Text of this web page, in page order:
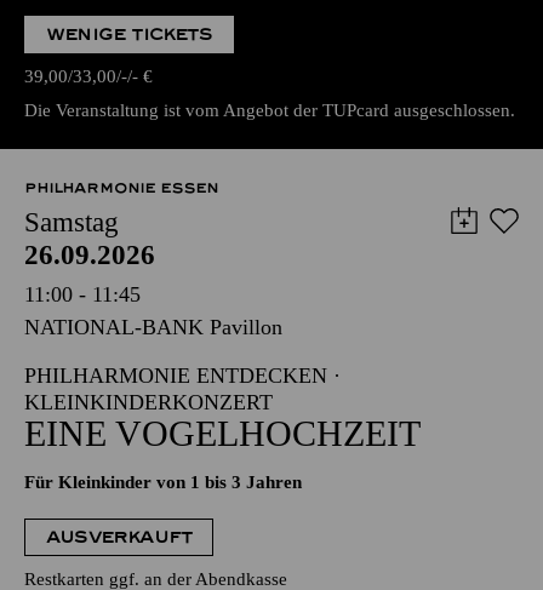
WENIGE TICKETS
39,00 33,00 - - €
Die Veranstaltung ist vom Angebot der TUPcard ausgeschlossen.
PHILHARMONIE ESSEN
Samstag
26.09.2026
11:00 - 11:45
NATIONAL-BANK Pavillon
PHILHARMONIE ENTDECKEN ·
KLEINKINDERKONZERT
EINE VOGELHOCHZEIT
Für Kleinkinder von 1 bis 3 Jahren
AUSVERKAUFT
Restkarten ggf. an der Abendkasse